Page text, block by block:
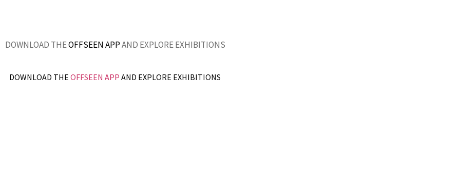
DOWNLOAD THEOFFSEEN APPAND EXPLORE EXHIBITIONS
DOWNLOAD THE OFFSEEN APP AND EXPLORE EXHIBITIONS